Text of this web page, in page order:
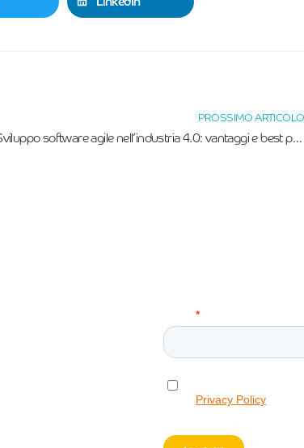
PROSSIMO ARTICOLO
Sviluppo software agile nell’industria 4.0: vantaggi e best practices